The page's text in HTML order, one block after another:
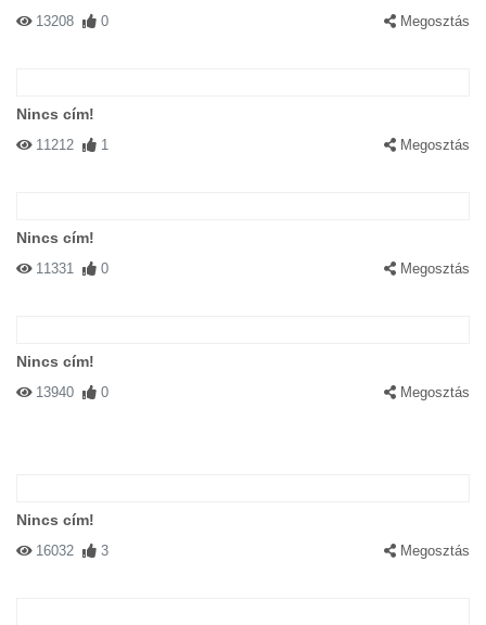
13208 0 Megosztás
Nincs cím!
11212 1 Megosztás
Nincs cím!
11331 0 Megosztás
Nincs cím!
13940 0 Megosztás
Nincs cím!
16032 3 Megosztás